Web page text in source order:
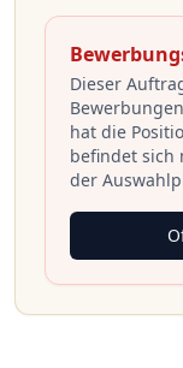
Dieser
hat die
befindet sich
der